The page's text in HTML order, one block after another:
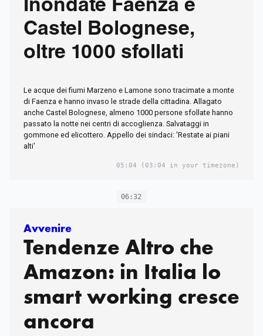
Inondate Faenza e
Castel Bolognese,
oltre 1000 sfollati
Le acque dei fiumi Marzeno e Lamone sono tracimate a monte
di Faenza e hanno invaso le strade della cittadina. Allagato
anche Castel Bolognese, almeno 1000 persone sfollate hanno
passato la notte nei centri di accoglienza. Salvataggi in
gommone ed elicottero. Appello dei sindaci: 'Restate ai piani
alti'
05:04 (03:04 in your timezone)
06:32
Avvenire
Tendenze Altro che
Amazon: in Italia lo
smart working cresce
ancora